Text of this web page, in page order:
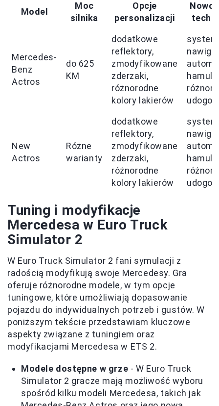
Model
Moc
silnika
Opcje
personalizacji
Mercedes-
Benz
Actros
do 625
KM
dodatkowe
reflektory,
zmodyfikowane
zderzaki,
różnorodne
kolory lakierów
New
Actros
Różne
warianty
dodatkowe
reflektory,
zmodyfikowane
zderzaki,
różnorodne
kolory lakierów
Tuning i modyfikacje
Mercedesa w Euro Truck
Simulator 2
W Euro Truck Simulator 2 fani symulacji z
radością modyfikują swoje Mercedesy. Gra
oferuje różnorodne modele, w tym opcje
tuningowe, które umożliwiają dopasowanie
pojazdu do indywidualnych potrzeb i gustów. W
poniższym tekście przedstawiam kluczowe
aspekty związane z tuningiem oraz
modyfikacjami Mercedesa w ETS 2.
Modele dostępne w grze - W Euro Truck
Simulator 2 gracze mają możliwość wyboru
spośród kilku modeli Mercedesa, takich jak